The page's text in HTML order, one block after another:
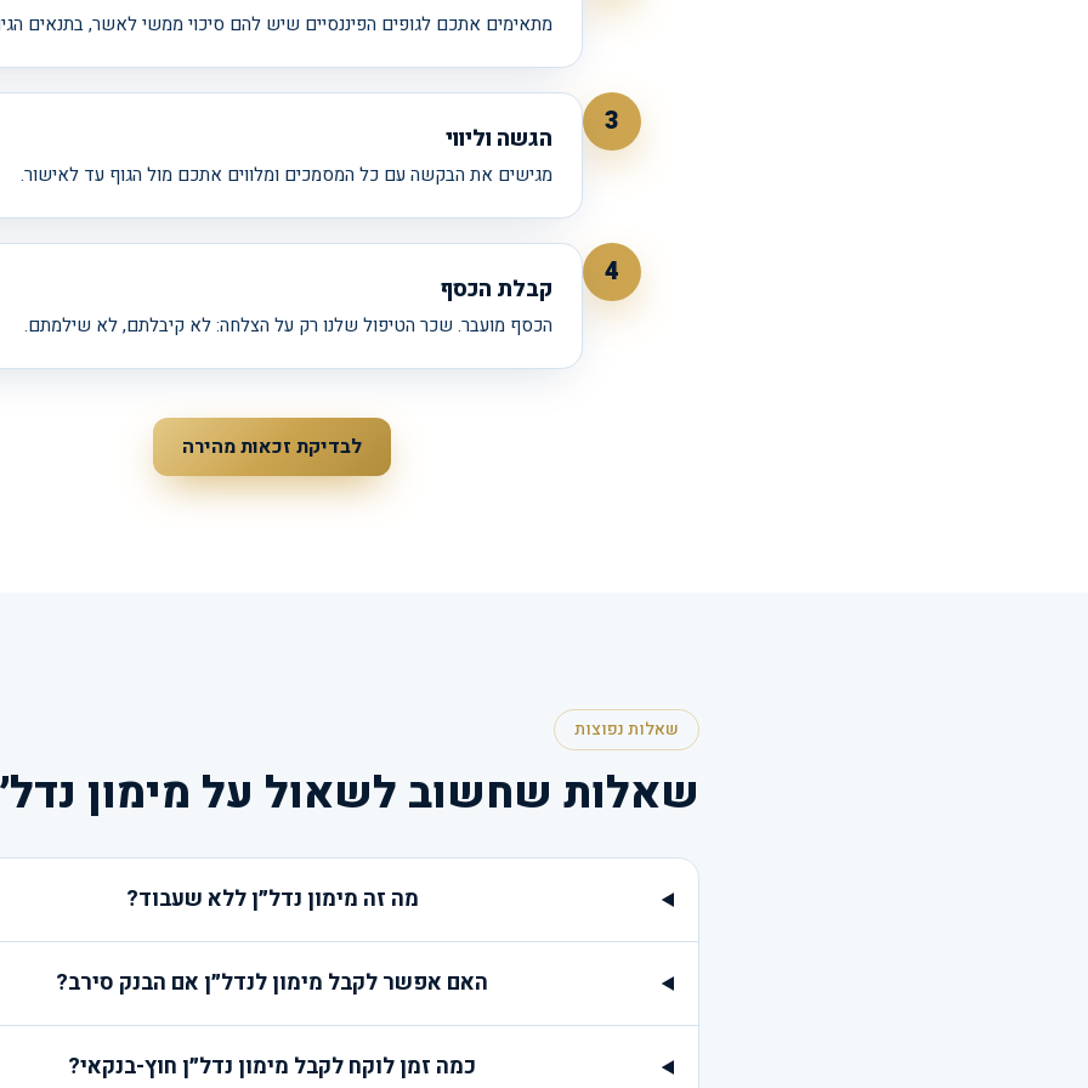
מתאימים אתכם לגופים הפיננסיים שיש להם סיכוי ממשי לאשר, בתנאים
3
הגשה וליווי
מגישים את הבקשה עם כל המסמכים ומלווים אתכם מול הגוף עד לאישור.
4
קבלת הכסף
הכסף מועבר. שכר הטיפול שלנו רק על הצלחה: לא קיבלתם, לא שילמתם.
לבדיקת זכאות מהירה
שאלות נפוצות
שאלות שחשוב לשאול על מימון
מה זה מימון נדל״ן ללא שעבוד?
האם אפשר לקבל מימון לנדל״ן אם הבנק סירב?
כמה זמן לוקח לקבל מימון נדל״ן חוץ-בנקאי?